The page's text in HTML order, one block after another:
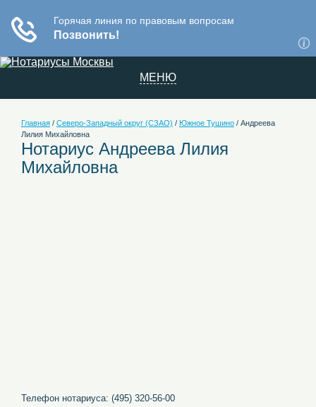
МЕНЮ
Главная / Северо-Западный округ (СЗАО) / Южное Тушино / Андреева
Лилия Михайловна
Нотариус Андреева Лилия
Михайловна
Телефон нотариуса: (495) 320-56-00